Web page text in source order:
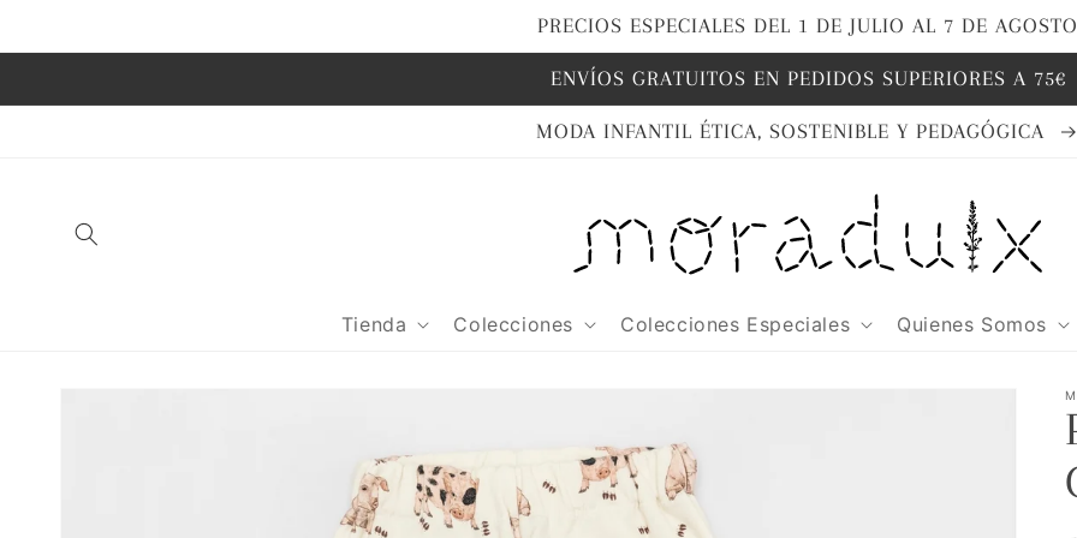
PRECIOS ESPECIALES DEL 1 DE JULIO AL 7 DE AGOSTO
ENVÍOS GRATUITOS EN PEDIDOS SUPERIORES A 75€
MODA INFANTIL ÉTICA, SOSTENIBLE Y PEDAGÓGICA
Tienda Colecciones Colecciones Especiales Quienes Somos